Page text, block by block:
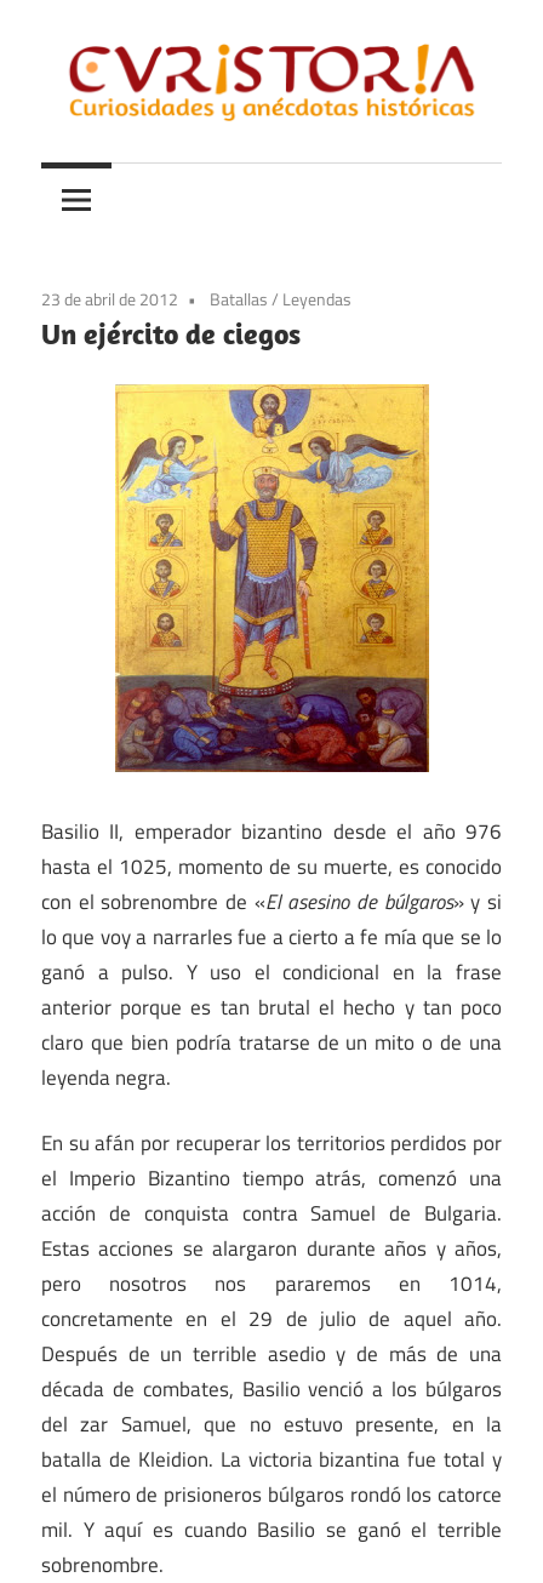
contenido
Curistoria
y
anécdotas
historia
23 de abril de 2012 Batallas/ Leyendas
Un ejército de ciegos
Basilio II, emperador bizantino desde el año 976
hasta el 1025, momento de su muerte, es conocido
con el sobrenombre de «El asesino de búlgaros» y si
lo que voy a narrarles fue a cierto a fe mía que se lo
ganó a pulso. Y uso el condicional en la frase
anterior porque es tan brutal el hecho y tan poco
claro que bien podría tratarse de un mito o de una
leyenda negra.
En su afán por recuperar los territorios perdidos por
el Imperio Bizantino tiempo atrás, comenzó una
acción de conquista contra Samuel de Bulgaria.
Estas acciones se alargaron durante años y años,
pero nosotros nos pararemos en 1014,
concretamente en el 29 de julio de aquel año.
Después de un terrible asedio y de más de una
década de combates, Basilio venció a los búlgaros
del zar Samuel, que no estuvo presente, en la
batalla de Kleidion. La victoria bizantina fue total y
el número de prisioneros búlgaros rondó los catorce
mil. Y aquí es cuando Basilio se ganó el terrible
sobrenombre.